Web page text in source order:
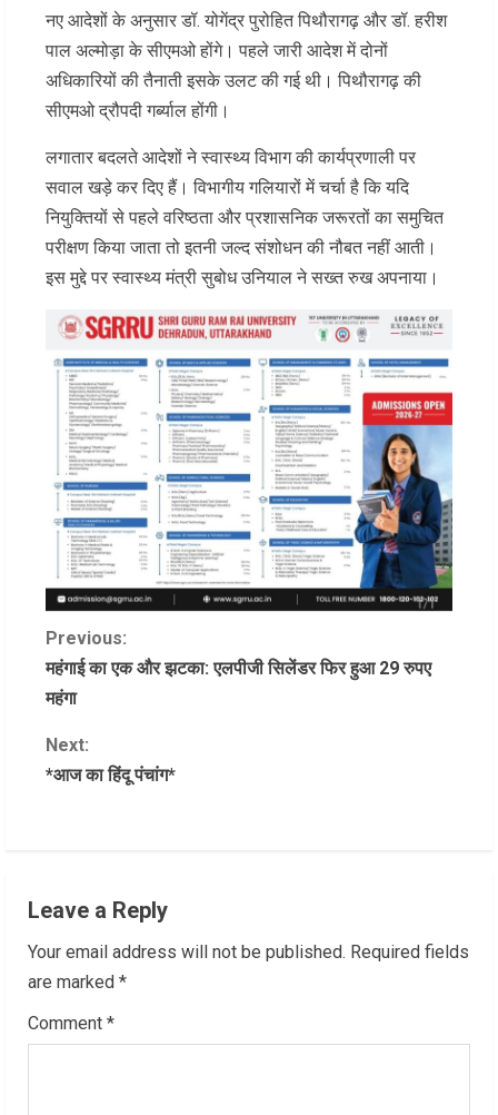
नए आदेशों के अनुसार डॉ. योगेंद्र पुरोहित पिथौरागढ़ और डॉ. हरीश
पाल अल्मोड़ा के सीएमओ होंगे। पहले जारी आदेश में दोनों
अधिकारियों की तैनाती इसके उलट की गई थी। पिथौरागढ़ की
सीएमओ द्रौपदी गर्ब्याल होंगी।
लगातार बदलते आदेशों ने स्वास्थ्य विभाग की कार्यप्रणाली पर
सवाल खड़े कर दिए हैं। विभागीय गलियारों में चर्चा है कि यदि
नियुक्तियों से पहले वरिष्ठता और प्रशासनिक जरूरतों का समुचित
परीक्षण किया जाता तो इतनी जल्द संशोधन की नौबत नहीं आती।
इस मुद्दे पर स्वास्थ्य मंत्री सुबोध उनियाल ने सख्त रुख अपनाया।
C
o
n
t
u
e
R
Previous:
महंगाई का एक और झटका: एलपीजी सिलेंडर फिर हुआ 29 रुपए
महंगा
Next:
*आज का हिंदू पंचांग*
Leave a Reply
Your email address will not be published. Required fields
are marked *
Comment *